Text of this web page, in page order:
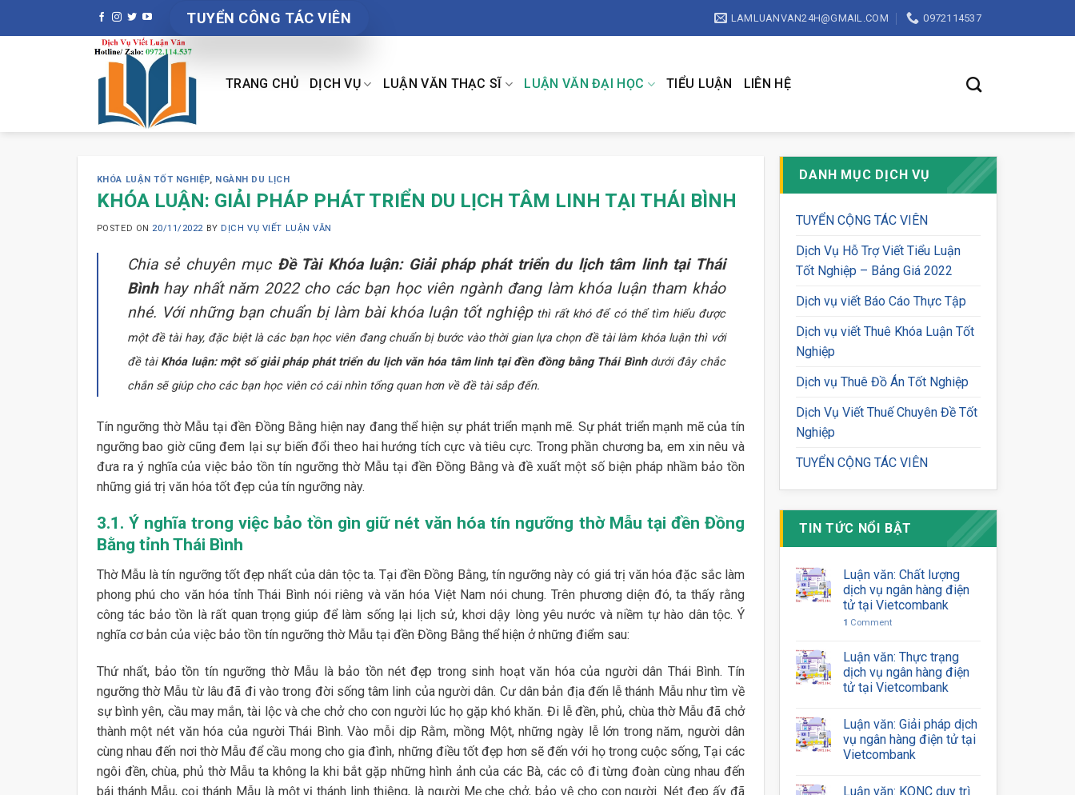
TUYỂN CÔNG TÁC VIÊN LAMLUANVAN24H@GMAIL.COM 0972114537
TRANG CHỦ DỊCH VỤ LUẬN VĂN THẠC SĨ LUẬN VĂN ĐẠI HỌC TIỂU LUẬN LIÊN HỆ
KHÓA LUẬN TỐT NGHIỆP, NGÀNH DU LỊCH
KHÓA LUẬN: GIẢI PHÁP PHÁT TRIỂN DU LỊCH TÂM LINH TẠI THÁI BÌNH
POSTED ON 20/11/2022 BY DỊCH VỤ VIẾT LUẬN VĂN
Chia sẻ chuyên mục Đề Tài Khóa luận: Giải pháp phát triển du lịch tâm linh tại Thái
Bìnhhay nhất năm 2022 cho các bạn học viên ngành đang làm khóa luận tham khảo
nhé. Với những bạn chuẩn bị làm bài khóa luận tốt nghiệpthì rất khó để có thể tìm hiểu được
một đề tài hay, đặc biệt là các bạn học viên đang chuẩn bị bước vào thời gian lựa chọn đề tài làm khóa luận thì với
đề tài Khóa luận: một số giải pháp phát triển du lịch văn hóa tâm linh tại đền đồng bằng Thái Bìnhdưới đây chắc
chắn sẽ giúp cho các bạn học viên có cái nhìn tổng quan hơn về đề tài sắp đến.
Tín ngưỡng thờ Mẫu tại đền Đồng Bằng hiện nay đang thể hiện sự phát triển mạnh mẽ. Sự phát triển mạnh mẽ của tín
ngưỡng bao giờ cũng đem lại sự biến đổi theo hai hướng tích cực và tiêu cực. Trong phần chương ba, em xin nêu và
đưa ra ý nghĩa của việc bảo tồn tín ngưỡng thờ Mẫu tại đền Đồng Bằng và đề xuất một số biện pháp nhầm bảo tồn
những giá trị văn hóa tốt đẹp của tín ngưỡng này.
3.1. Ý nghĩa trong việc bảo tồn gìn giữ nét văn hóa tín ngưỡng thờ Mẫu tại đền Đồng
Bằng tỉnh Thái Bình
Thờ Mẫu là tín ngưỡng tốt đẹp nhất của dân tộc ta. Tại đền Đồng Bằng, tín ngưỡng này có giá trị văn hóa đặc sắc làm
phong phú cho văn hóa tỉnh Thái Bình nói riêng và văn hóa Việt Nam nói chung. Trên phương diện đó, ta thấy rằng
công tác bảo tồn là rất quan trọng giúp để làm sống lại lịch sử, khơi dậy lòng yêu nước và niềm tự hào dân tộc. Ý
nghĩa cơ bản của việc bảo tồn tín ngưỡng thờ Mẫu tại đền Đồng Bằng thể hiện ở những điểm sau:
Thứ nhất, bảo tồn tín ngưỡng thờ Mẫu là bảo tồn nét đẹp trong sinh hoạt văn hóa của người dân Thái Bình. Tín
ngưỡng thờ Mẫu từ lâu đã đi vào trong đời sống tâm linh của người dân. Cư dân bản địa đến lễ thánh Mẫu như tìm về
sự bình yên, cầu may mắn, tài lộc và che chở cho con người lúc họ gặp khó khăn. Đi lễ đền, phủ, chùa thờ Mẫu đã chở
thành một nét văn hóa của người Thái Bình. Vào mỗi dịp Rằm, mồng Một, những ngày lễ lớn trong năm, người dân
cùng nhau đến nơi thờ Mẫu để cầu mong cho gia đình, những điều tốt đẹp hơn sẽ đến với họ trong cuộc sống, Tại các
ngôi đền, chùa, phủ thờ Mẫu ta không la khi bắt gặp những hình ảnh của các Bà, các cô đi từng đoàn cùng nhau đến
bái thánh Mẫu, coi thánh Mẫu là một vị thánh linh thiêng, là người Mẹ che chở, bảo vệ cho con người. Nét đẹp ấy đã
DANH MỤC DỊCH VỤ
TUYỂN CỘNG TÁC VIÊN
Dịch Vụ Hỗ Trợ Viết Tiểu Luận
Tốt Nghiệp – Bảng Giá 2022
Dịch vụ viết Báo Cáo Thực Tập
Dịch vụ viết Thuê Khóa Luận Tốt
Nghiệp
Dịch vụ Thuê Đồ Án Tốt Nghiệp
Dịch Vụ Viết Thuế Chuyên Đề Tốt
Nghiệp
TUYỂN CỘNG TÁC VIÊN
TIN TỨC NỔI BẬT
Luận văn: Chất lượng
dịch vụ ngân hàng điện
tử tại Vietcombank
1 Comment
Luận văn: Thực trạng
dịch vụ ngân hàng điện
tử tại Vietcombank
Luận văn: Giải pháp dịch
vụ ngân hàng điện tử tại
Vietcombank
Luận văn: KQNC duy trì